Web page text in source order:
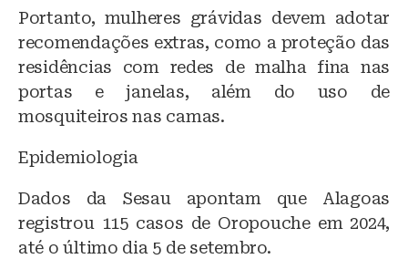
Portanto, mulheres grávidas devem adotar
recomendações extras, como a proteção das
residências com redes de malha fina nas
portas e janelas, além do uso de
mosquiteiros nas camas.
Epidemiologia
Dados da Sesau apontam que Alagoas
registrou 115 casos de Oropouche em 2024,
até o último dia 5 de setembro.